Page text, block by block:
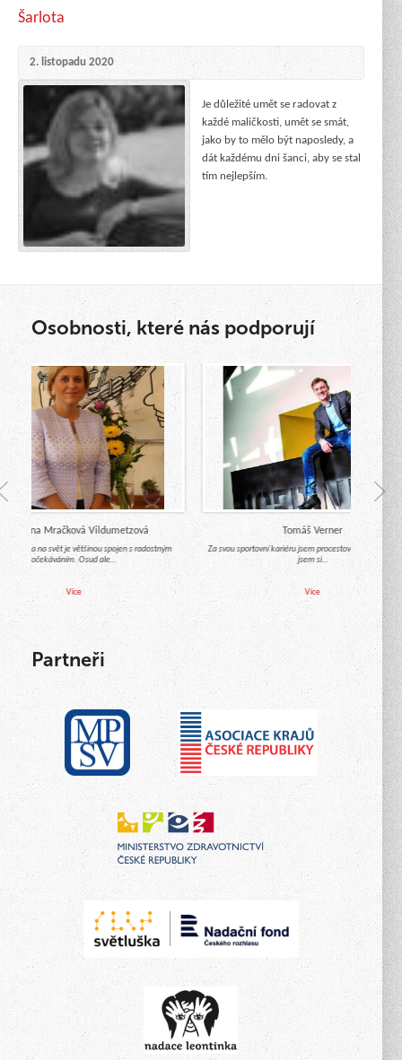
Šarlota
2. listopadu 2020
Je důležité umět se radovat z
každé maličkosti, umět se smát,
jako by to mělo být naposledy, a
dát každému dni šanci, aby se stal
tím nejlepším.
Osobnosti, které nás podporují
Jana Mračková Vildumetzová
na svět je většinou spojen s radostným
očekáváním. Osud ale…
Více
Tomáš Verner
Za svou sportovní kariéru jsem procestoval celý svět a
jsem si…
Více
Partneři